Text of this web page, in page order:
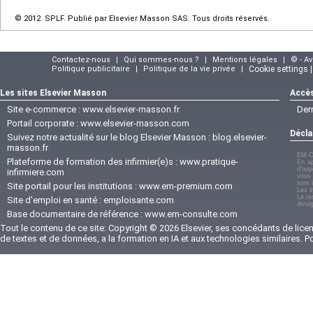
© 2012 SPLF. Publié par Elsevier Masson SAS. Tous droits réservés.
Contactez-nous Qui sommes-nous ? Mentions légales
© -
Politique publicitaire
Politique de la vie privée Cookie settings
Les sites Elsevier Masson
Site e-commerce : www.elsevier-masson.fr
Portail corporate : www.elsevier-masson.com
Suivez notre actualité sur le blog Elsevier Masson : blog.elsevier-
masson.fr
Plateforme de formation des infirmier(e)s : www.pratique-
infirmiere.com
Site portail pour les institutions : www.em-premium.com
Site d'emploi en santé : emploisante.com
Base documentaire de référence : www.em-consulte.com
EM-
En
vous
sont
Les
Le
Tout le contenu de ce site: Copyright © 2026 Elsevier, ses concédants de
de textes et de données, a la formation en IA et aux technologies similaires.